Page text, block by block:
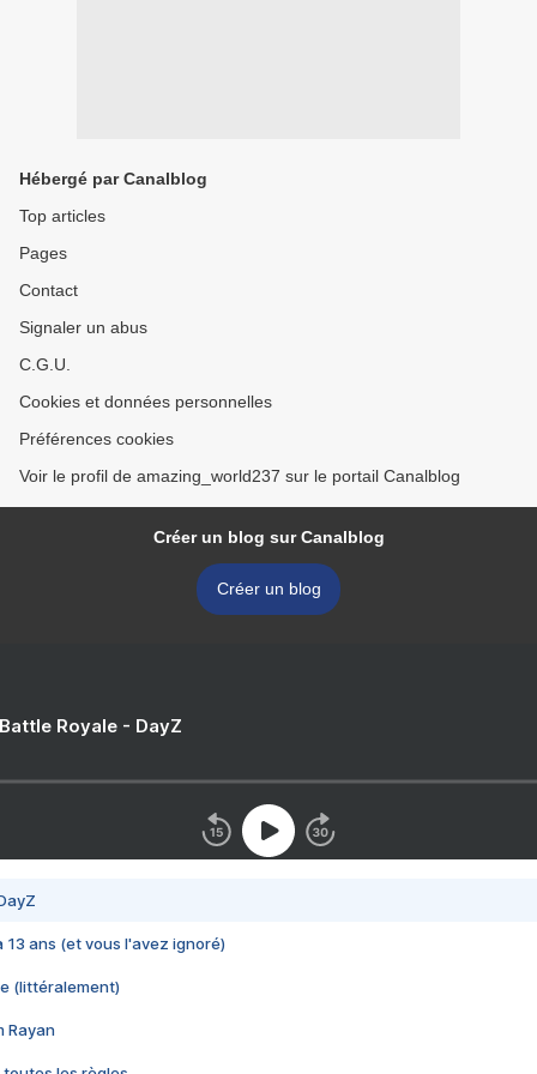
Hébergé par Canalblog
Top articles
Pages
Contact
Signaler un abus
C.G.U.
Cookies et données personnelles
Préférences cookies
Voir le profil de amazing_world237 sur le portail Canalblog
Créer un blog sur Canalblog
Créer un blog
Royale - DayZ
13 ans (et vous l'avez ignoré)
(littéralement)
Rayan